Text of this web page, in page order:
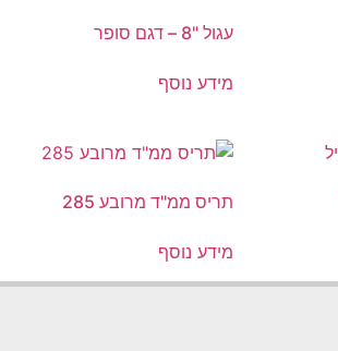
עגול "8 – דגם סופר
מידע נוסף
תריס ממ"ד מרובע 285
מידע נוסף